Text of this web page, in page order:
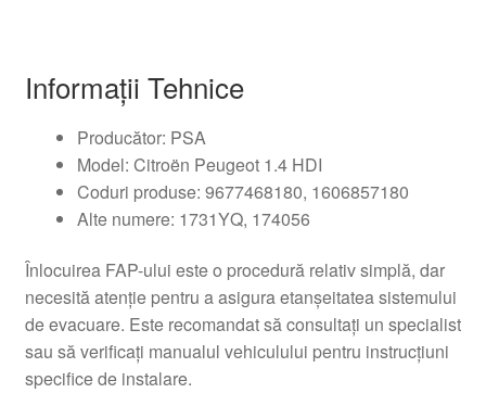
Informații Tehnice
Producător: PSA
Model: Citroën Peugeot 1.4 HDI
Coduri produse: 9677468180, 1606857180
Alte numere: 1731YQ, 174056
Înlocuirea FAP-ului este o procedură relativ simplă, dar
necesită atenție pentru a asigura etanșeitatea sistemului
de evacuare. Este recomandat să consultați un specialist
sau să verificați manualul vehiculului pentru instrucțiuni
specifice de instalare.